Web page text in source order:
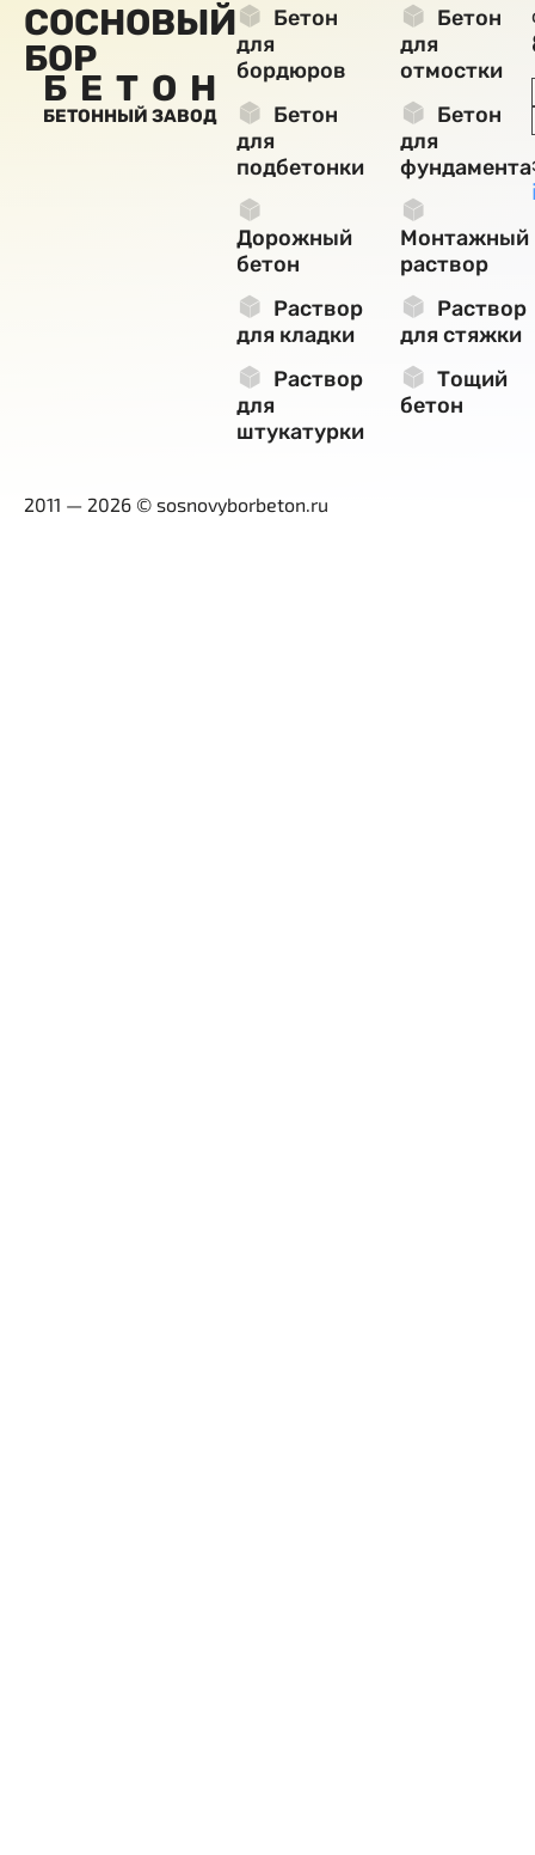
СОСНОВЫЙ
БОР
БЕТОН
БЕТОННЫЙ ЗАВОД
Бетон
для
бордюров
Бетон
для
отмостки
Бетон
для
подбетонки
Бетон
для
фундамента
Дорожный
бетон
Монтажный
раствор
Раствор
для кладки
Раствор
для стяжки
Раствор
для
штукатурки
Тощий
бетон
2011 — 2026 © sosnovyborbeton.ru